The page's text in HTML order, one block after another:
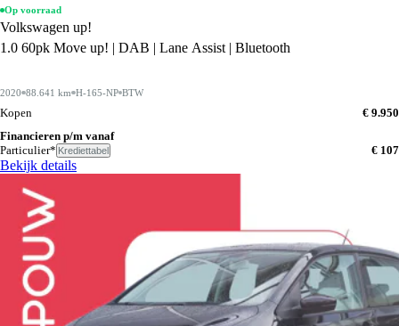
Op voorraad
Volkswagen up!
1.0 60pk Move up! | DAB | Lane Assist | Bluetooth
2020 88.641 km H-165-NP BTW
Kopen
€ 9.950
Financieren p/m vanaf
Particulier* Krediettabel € 107
Bekijk details